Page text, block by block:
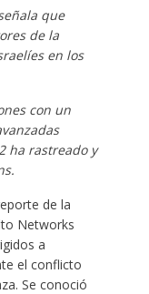
que
de la
en los
con un
ha rastreado y
de la
Networks
a
el conflicto
Se conoció